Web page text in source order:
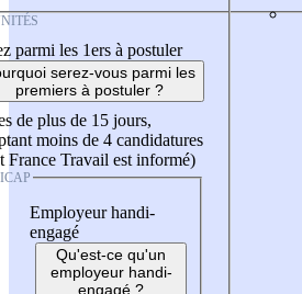
parmi les 1ers à postuler
serez-vous parmi les
premiers à postuler ?
de plus de 15 jours,
moins de 4 candidatures
France Travail est informé)
Employeur handi-
engagé
Qu'est-ce qu'un
employeur handi-
engagé ?